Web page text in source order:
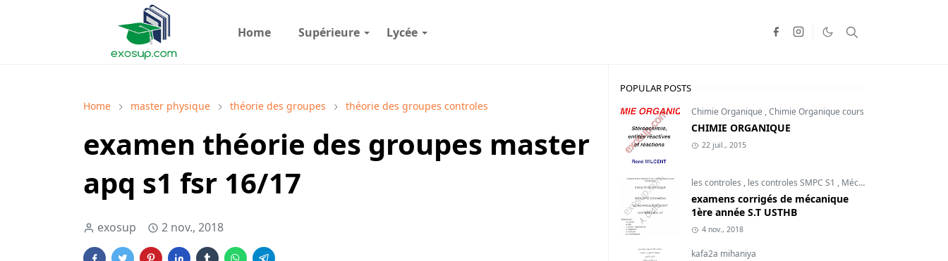
Home Supérieure Lycée
Home master physique théorie des groupes théorie des groupes controles
examen théorie des groupes master
apq s1 fsr 16/17
exosup 2 nov., 2018
POPULAR POSTS
Chimie Organique ,Chimie Organique cours
CHIMIE ORGANIQUE
22 juil., 2015
les controles , les controles SMPC S1 , Mécanique du point
examens corrigés de mécanique
1ère année S.T USTHB
4 nov., 2018
kafa2a mihaniya